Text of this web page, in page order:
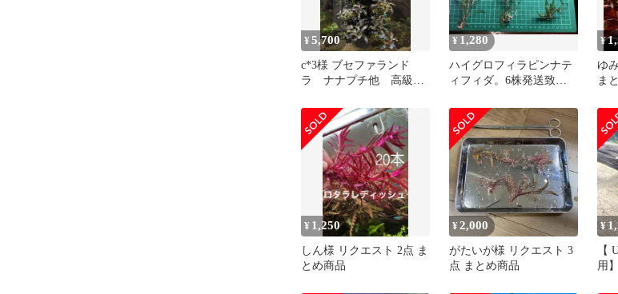
¥5,700
c*3様 ブセファランド
ラ ナナプチ他 高級陰
【スネール
¥ 1,280
ハイグロフィラピンナテ
ィフィダ。6株発送致し
しております。
¥
ゆ
ま
¥ 1,250
しん様 リクエスト 2点 ま
とめ商品
¥2,000
がたいが様 リクエスト 3
点 まとめ商品
¥
【
用】